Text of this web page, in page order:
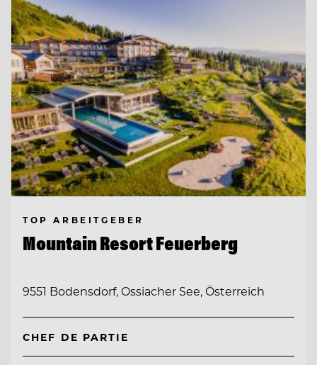
TOP ARBEITGEBER
Mountain Resort Feuerberg
9551 Bodensdorf, Ossiacher See, Österreich
CHEF DE PARTIE